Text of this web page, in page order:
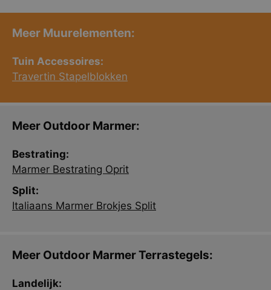
Meer Muurelementen:
Tuin Accessoires:
Travertin Stapelblokken
Meer Outdoor Marmer:
Bestrating:
Marmer Bestrating Oprit
Split:
Italiaans Marmer Brokjes Split
Meer Outdoor Marmer Terrastegels:
Landelijk: